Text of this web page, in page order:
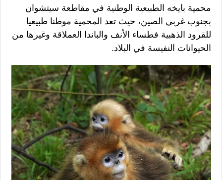
محمية بايخه الطبيعية الوطنية في مقاطعة سيتشوان
بجنوب غربي الصين، حيث تعد المحمية موطنا طبيعيا
للقرود الذهبية فطساء الأنف والباندا العملاقة وغيرها من
الحيوانات النفيسة في البلاد.